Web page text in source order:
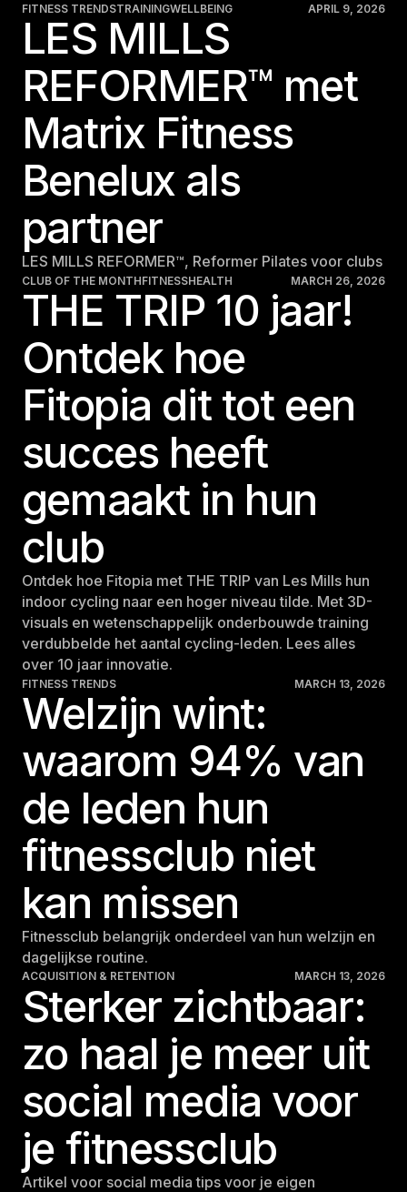
FITNESS TRENDSTRAININGWELLBEING APRIL 9, 2026
LES MILLS
REFORMER™ met
Matrix Fitness
Benelux als
partner
LES MILLS REFORMER™, Reformer Pilates voor clubs
CLUB OF THE MONTHFITNESSHEALTH MARCH 26, 2026
THE TRIP 10 jaar!
Ontdek hoe
Fitopia dit tot een
succes heeft
gemaakt in hun
club
Ontdek hoe Fitopia met THE TRIP van Les Mills hun
indoor cycling naar een hoger niveau tilde. Met 3D-
visuals en wetenschappelijk onderbouwde training
verdubbelde het aantal cycling-leden. Lees alles
over 10 jaar innovatie.
FITNESS TRENDS MARCH 13, 2026
Welzijn wint:
waarom 94% van
de leden hun
fitnessclub niet
kan missen
Fitnessclub belangrijk onderdeel van hun welzijn en
dagelijkse routine.
ACQUISITION & RETENTION MARCH 13, 2026
Sterker zichtbaar:
zo haal je meer uit
social media voor
je fitnessclub
Artikel voor social media tips voor je eigen